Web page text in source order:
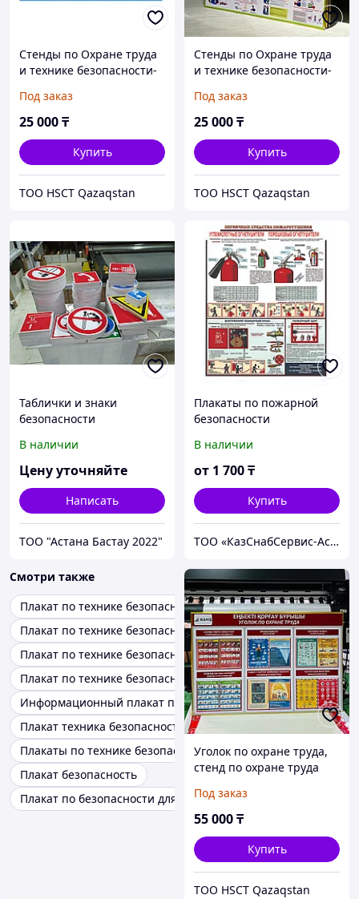
Стенды по Охране труда
и технике безопасности-
помощь
Под заказ
25 000₸
Купить
ТОО HSCT Qazaqstan
Стенды по Охране труда
и технике безопасности-
помощь
Под заказ
25 000₸
Купить
ТОО HSCT Qazaqstan
Таблички и знаки
безопасности
В наличии
Цену уточняйте
Написать
ТОО "Астана Бастау 2022"
Плакаты по пожарной
безопасности
В наличии
от 1 700₸
Купить
ТОО «КазСнабСервис-Астана»
Смотри также
Плакат по технике безопасности для рабочих
Плакат по технике безопасности работников предприятия
Плакат по технике безопасности работников организации
Плакат по технике безопасности для персонала
Информационный плакат по безопасности для персонала
Плакат техника безопасности на компьютере
Плакаты по технике безопасности
Плакат безопасность
Плакат по безопасности для персонала
Уголок по охране труда,
стенд по охране труда
Под заказ
55 000₸
Купить
ТОО HSCT Qazaqstan